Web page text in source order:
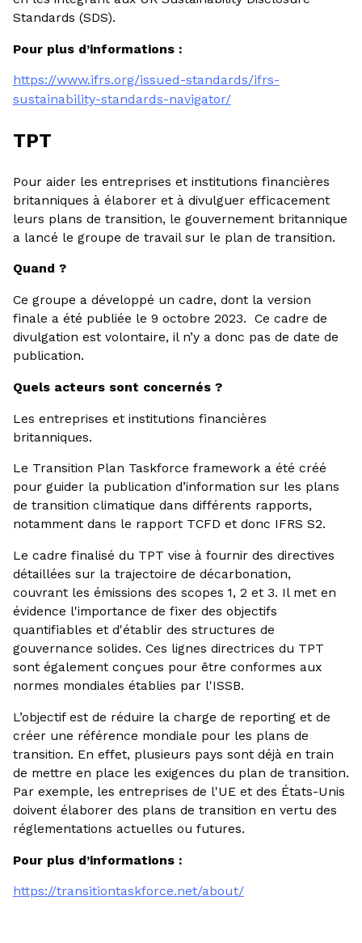
Standards (SDS).
Pour plus d’informations :
https://www.ifrs.org/issued-standards/ifrs-
sustainability-standards-navigator/
TPT
Pour aider les entreprises et institutions financières
britanniques à élaborer et à divulguer efficacement
leurs plans de transition, le gouvernement britannique
a lancé le groupe de travail sur le plan de transition.
Quand ?
Ce groupe a développé un cadre, dont la version
finale a été publiée le 9 octobre 2023. Ce cadre de
divulgation est volontaire, il n’y a donc pas de date de
publication.
Quels acteurs sont concernés ?
Les entreprises et institutions financières
britanniques.
Le Transition Plan Taskforce framework a été créé
pour guider la publication d’information sur les plans
de transition climatique dans différents rapports,
notamment dans le rapport TCFD et donc IFRS S2.
Le cadre finalisé du TPT vise à fournir des directives
détaillées sur la trajectoire de décarbonation,
couvrant les émissions des scopes 1, 2 et 3. Il met en
évidence l'importance de fixer des objectifs
quantifiables et d'établir des structures de
gouvernance solides. Ces lignes directrices du TPT
sont également conçues pour être conformes aux
normes mondiales établies par l'ISSB.
L’objectif est de réduire la charge de reporting et de
créer une référence mondiale pour les plans de
transition. En effet, plusieurs pays sont déjà en train
de mettre en place les exigences du plan de transition.
Par exemple, les entreprises de l'UE et des États-Unis
doivent élaborer des plans de transition en vertu des
réglementations actuelles ou futures.
Pour plus d’informations :
https://transitiontaskforce.net/about/